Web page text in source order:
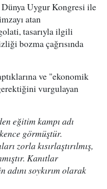
Uygur Kongresi ile
atan
tasarıyla ilgili
bozma çağrısında
ve "ekonomik
vurgulayan
eğitim kampı adı
görmüştür.
zorla kısırlaştırılmış,
Kanıtlar
adını soykırım olarak